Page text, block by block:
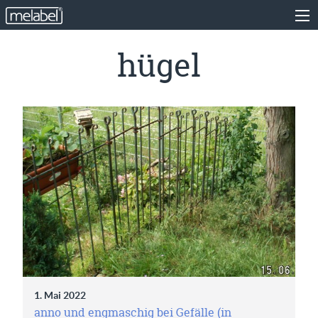
hügel
1. Mai 2022
anno und engmaschig bei Gefälle (in